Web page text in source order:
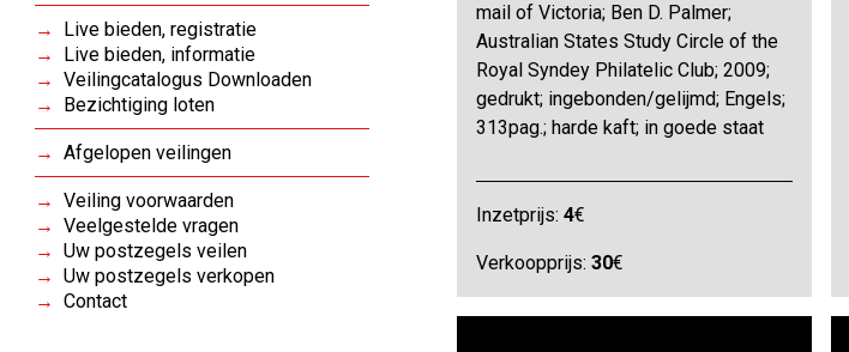
Live bieden, registratie
Live bieden, informatie
Veilingcatalogus Downloaden
Bezichtiging loten
Afgelopen veilingen
Veiling voorwaarden
Veelgestelde vragen
Uw postzegels veilen
Uw postzegels verkopen
Contact
mail of Victoria; Ben D. Palmer;
Australian States Study Circle of the
Royal Syndey Philatelic Club; 2009;
gedrukt; ingebonden/gelijmd; Engels;
313pag.; harde kaft; in goede staat
Inzetprijs:4€
Verkoopprijs:30€